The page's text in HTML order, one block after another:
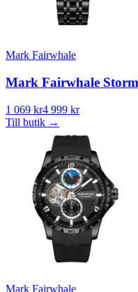
Mark Fairwhale
Mark Fairwhale
1 069 kr4 999 kr
Till butik →
Mark Fairwhale